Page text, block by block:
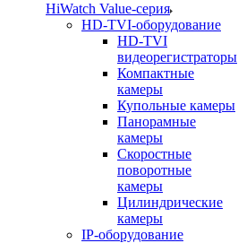
HiWatch Value-серия
HD-TVI-оборудование
HD-TVI
видеорегистраторы
Компактные
камеры
Купольные камеры
Панорамные
камеры
Скоростные
поворотные
камеры
Цилиндрические
камеры
IP-оборудование